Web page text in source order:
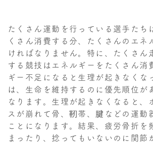
たくさん運動を行っている選手たち
くさん消費する分、たくさんのエネ
ければなりません。特に、たくさん
する競技はエネルギーをたくさん消
ギー不足になると生理が起きなくな
は、生命を維持するのに優先順位が
なります。生理が起きなくなると、
スが崩れて骨、靭帯、腱などの運動
ことになります。結果、疲労骨折を
まったり、捻ってもいないのに関節